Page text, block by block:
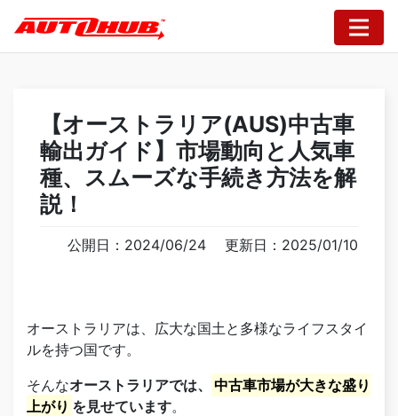
【オーストラリア(AUS)中古車
輸出ガイド】市場動向と人気車
種、スムーズな手続き方法を解
説！
公開日：2024/06/24 更新日：2025/01/10
オーストラリアは、広大な国土と多様なライフスタイ
ルを持つ国です。
そんなオーストラリアでは、
中古車市場が大きな盛り
上がり を見せています。